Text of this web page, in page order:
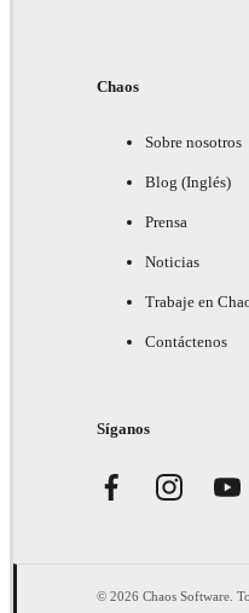
Chaos
Sobre nosotros
Blog (Inglés)
Prensa
Noticias
Trabaje en
Contáctenos
Síganos
© 2026 Chaos Software.